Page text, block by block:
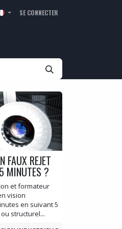
SE CONNECTER
FAUX REJET
MINUTES ?
et formateur
vision
en suivant 5
structurel...